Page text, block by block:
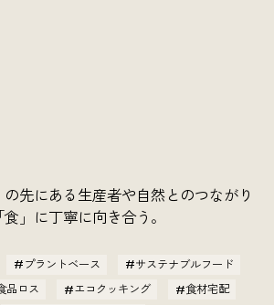
の先にある生産者や自然とのつながり
」に丁寧に向き合う。
プラントベース
サステナブルフード
品ロス エコクッキング
食材宅配